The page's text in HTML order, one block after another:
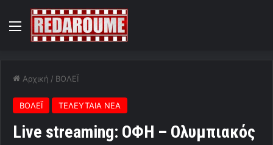
Menu
Αρχική / ΒΟΛΕΪ
ΒΟΛΕΪ ΤΕΛΕΥΤΑΙΑ ΝΕΑ
Live streaming: ΟΦΗ – Ολυμπιακός